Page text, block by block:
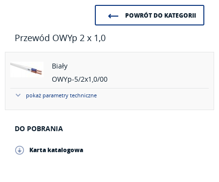
POWRÓT DO KATEGORII
Przewód OWYp 2 x 1,0
Biały
OWYp-5/2x1,0/00
pokaż parametry techniczne
DO POBRANIA
Karta katalogowa